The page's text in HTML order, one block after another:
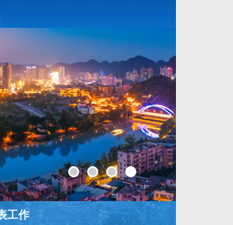
工作